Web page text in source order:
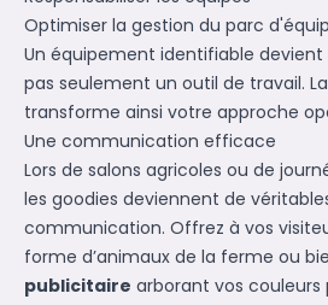
Optimiser la gestion du parc
Un équipement identifiable
pas seulement un outil de travail.
transforme ainsi votre approche
Une communication efficace
Lors de salons agricoles ou de
les goodies deviennent de
communication. Offrez à vos
forme d’animaux de la ferme ou
publicitaire arborant vos couleurs